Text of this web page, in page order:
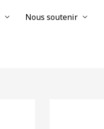
Nous soutenir